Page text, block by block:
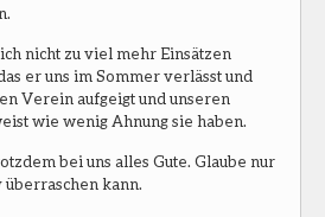
nicht zu viel mehr Einsätzen
er uns im Sommer verlässt und
Verein aufgeigt und unseren
wie wenig Ahnung sie haben.
bei uns alles Gute. Glaube nur
überraschen kann.